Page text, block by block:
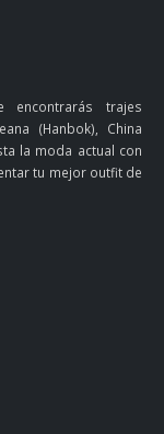
trajes
(Hanbok), China
la moda actual con
tu mejor outfit de